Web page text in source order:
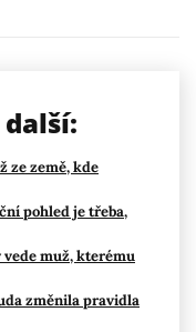
ze země, kde
pohled je třeba,
muž, kterému
změnila pravidla